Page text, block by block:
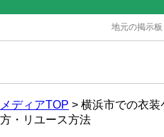
地元の掲示
メディアTOP > 横浜市での衣装
方・リユース方法